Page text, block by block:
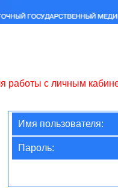
работы с личным
Имя пользователя:
Пароль: